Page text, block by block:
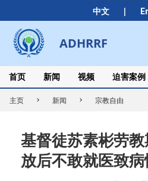
中文 |
to
content
ADHRRF
Secondary
Navigation
Menu
首页 新闻 视频 迫害案例
主页 新闻 宗教自由
基督徒苏素彬劳
放后不敢就医致